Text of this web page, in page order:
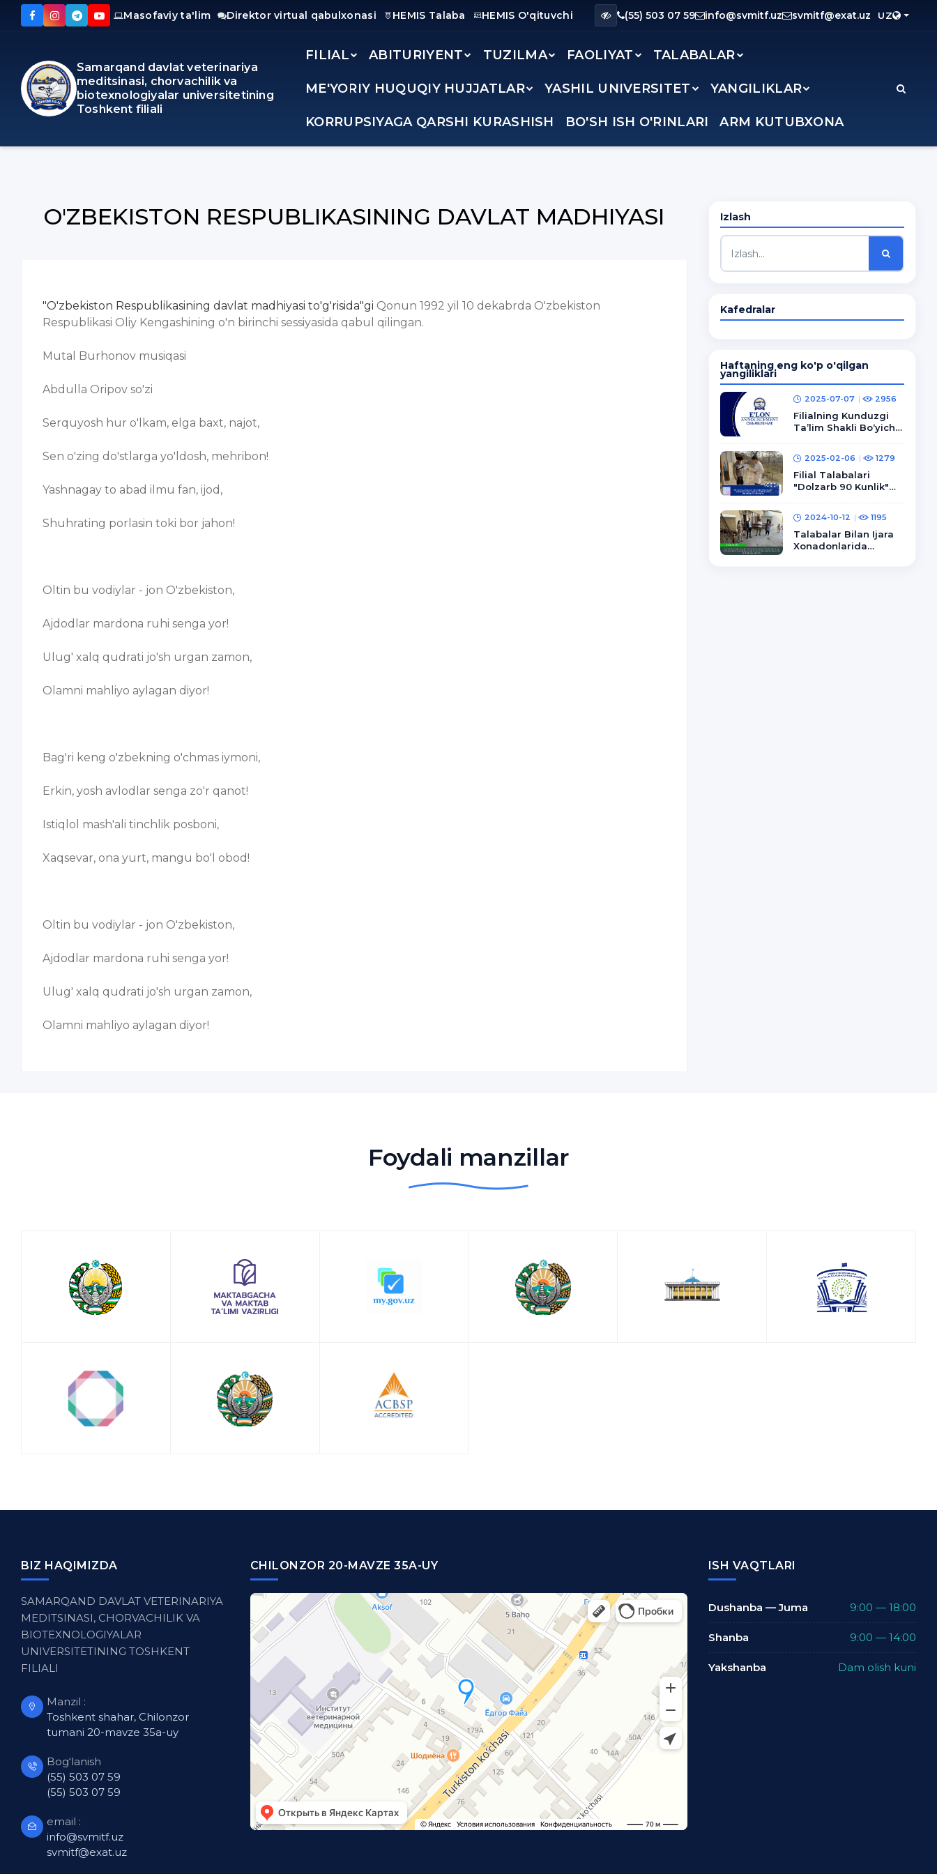
Masofaviy ta'lim Direktor virtual qabulxonasi HEMIS Talaba HEMIS O'qituvchi (55) 503 07 59 info@svmitf.uz svmitf@exat.uz UZ
Samarqand davlat veterinariya
meditsinasi, chorvachilik va
biotexnologiyalar universitetining
Toshkent filiali
FILIAL ABITURIYENT TUZILMA FAOLIYAT TALABALAR
ME'YORIY HUQUQIY HUJJATLAR YASHIL UNIVERSITET YANGILIKLAR
KORRUPSIYAGA QARSHI KURASHISH BO'SH ISH O'RINLARI ARM KUTUBXONA
O'ZBEKISTON RESPUBLIKASINING DAVLAT MADHIYASI
"O'zbekiston Respublikasining davlat madhiyasi to'g'risida"gi Qonun 1992 yil 10 dekabrda O'zbekiston
Respublikasi Oliy Kengashining o'n birinchi sessiyasida qabul qilingan.
Mutal Burhonov musiqasi
Abdulla Oripov so'zi
Serquyosh hur o'lkam, elga baxt, najot,
Sen o'zing do'stlarga yo'ldosh, mehribon!
Yashnagay to abad ilmu fan, ijod,
Shuhrating porlasin toki bor jahon!
Oltin bu vodiylar - jon O'zbekiston,
Ajdodlar mardona ruhi senga yor!
Ulug' xalq qudrati jo'sh urgan zamon,
Olamni mahliyo aylagan diyor!
Bag'ri keng o'zbekning o'chmas iymoni,
Erkin, yosh avlodlar senga zo'r qanot!
Istiqlol mash'ali tinchlik posboni,
Xaqsevar, ona yurt, mangu bo'l obod!
Oltin bu vodiylar - jon O'zbekiston,
Ajdodlar mardona ruhi senga yor!
Ulug' xalq qudrati jo'sh urgan zamon,
Olamni mahliyo aylagan diyor!
Izlash
Kafedralar
Haftaning eng ko'p o'qilgan
yangiliklari
2025-07-07 2956
Filialning Kunduzgi
Ta’lim Shakli Bo‘yicha
Va ...2025-02-06 1279
Filial Talabalari
"Dolzarb 90 Kunlik"
Etishmoqda
2024-10-12 1195
Talabalar Bilan Ijara
Xonadonlarida
Foydali manzillar
BIZ HAQIMIZDA
SAMARQAND DAVLAT VETERINARIYA
MEDITSINASI, CHORVACHILIK VA
BIOTEXNOLOGIYALAR
UNIVERSITETINING TOSHKENT
FILIALI
Manzil :
Toshkent shahar, Chilonzor
tumani 20-mavze 35a-uy
Bog‘lanish
(55) 503 07 59
(55) 503 07 59
email :
info@svmitf.uz
svmitf@exat.uz
CHILONZOR 20-MAVZE 35A-UY ISH VAQTLARI
Dushanba — Juma 9:00 — 18:00
Shanba 9:00 — 14:00
Yakshanba Dam olish kuni